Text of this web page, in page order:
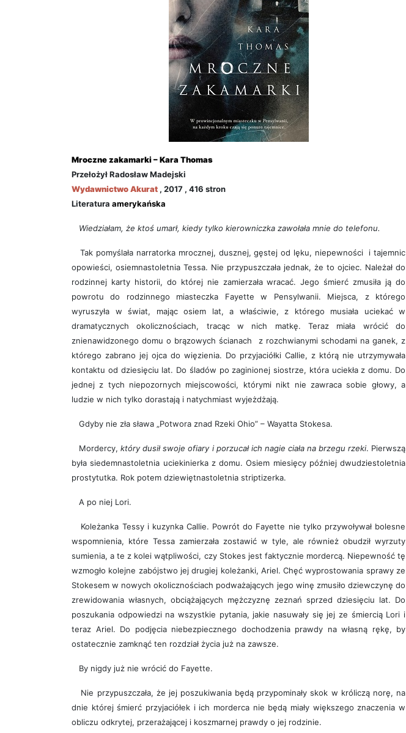
Mroczne zakamarki – Kara Thomas
Przełożył Radosław Madejski
WydawnictwoAkurat , 2017 , 416 stron
Literatura amerykańska
Wiedziałam, że ktoś umarł, kiedy tylko kierowniczka zawołała mnie do telefonu.
Tak pomyślała narratorka mrocznej, dusznej, gęstej od lęku, niepewności i tajemnic
opowieści, osiemnastoletnia Tessa. Nie przypuszczała jednak, że to ojciec. Należał do
rodzinnej karty historii, do której nie zamierzała wracać. Jego śmierć zmusiła ją do
powrotu do rodzinnego miasteczka Fayette w Pensylwanii. Miejsca, z którego
wyruszyła w świat, mając osiem lat, a właściwie, z którego musiała uciekać w
dramatycznych okolicznościach, tracąc w nich matkę. Teraz miała wrócić do
znienawidzonego domu o brązowych ścianach z rozchwianymi schodami na ganek, z
którego zabrano jej ojca do więzienia. Do przyjaciółki Callie, z którą nie utrzymywała
kontaktu od dziesięciu lat. Do śladów po zaginionej siostrze, która uciekła z domu. Do
jednej z tych niepozornych miejscowości, którymi nikt nie zawraca sobie głowy, a
ludzie w nich tylko dorastają i natychmiast wyjeżdżają.
Gdyby nie zła sława „Potwora znad Rzeki Ohio” – Wayatta Stokesa.
Mordercy,który dusił swoje ofiary i porzucał ich nagie ciała na brzegu rzeki. Pierwszą
była siedemnastoletnia uciekinierka z domu. Osiem miesięcy później dwudziestoletnia
prostytutka. Rok potem dziewiętnastoletnia striptizerka.
A po niej Lori.
Koleżanka Tessy i kuzynka Callie. Powrót do Fayette nie tylko przywoływał bolesne
wspomnienia, które Tessa zamierzała zostawić w tyle, ale również obudził wyrzuty
sumienia, a te z kolei wątpliwości, czy Stokes jest faktycznie mordercą. Niepewność tę
wzmogło kolejne zabójstwo jej drugiej koleżanki, Ariel. Chęć wyprostowania sprawy ze
Stokesem w nowych okolicznościach podważających jego winę zmusiło dziewczynę do
zrewidowania własnych, obciążających mężczyznę zeznań sprzed dziesięciu lat. Do
poszukania odpowiedzi na wszystkie pytania, jakie nasuwały się jej ze śmiercią Lori i
teraz Ariel. Do podjęcia niebezpiecznego dochodzenia prawdy na własną rękę, by
ostatecznie zamknąć ten rozdział życia już na zawsze.
By nigdy już nie wrócić do Fayette.
Nie przypuszczała, że jej poszukiwania będą przypominały skok w króliczą norę, na
dnie której śmierć przyjaciółek i ich morderca nie będą miały większego znaczenia w
obliczu odkrytej, przerażającej i koszmarnej prawdy o jej rodzinie.